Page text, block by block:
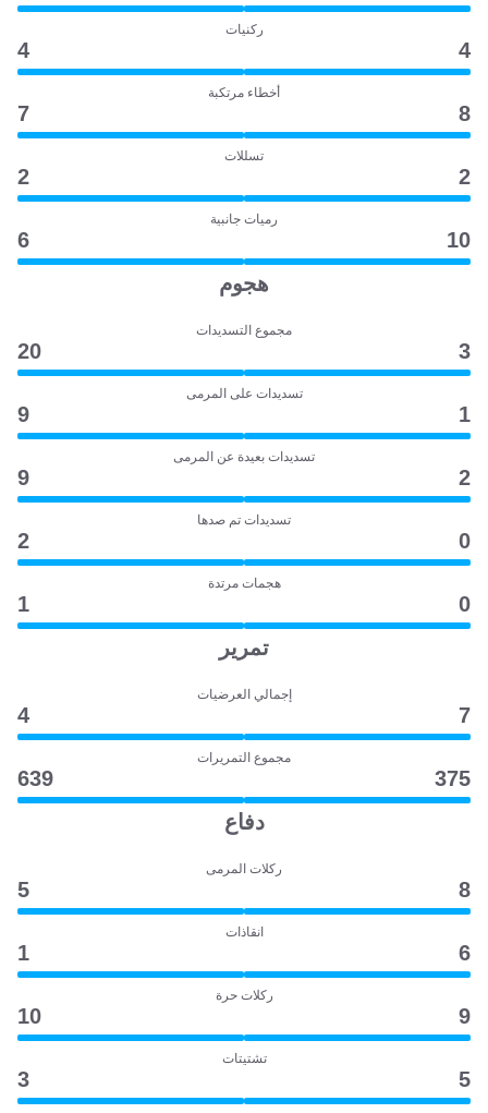
ركنيات
4
4
أخطاء مرتكبة
8
7
تسللات
2
2
رميات جانبية
10
6
هجوم
مجموع التسديدات
3
20
تسديدات على المرمى
1
9
تسديدات بعيدة عن المرمى
2
9
تسديدات تم صدها
0
2
هجمات مرتدة
0
1
تمرير
إجمالي العرضيات
7
4
مجموع التمريرات
375
639
دفاع
ركلات المرمى
8
5
انقاذات
6
1
ركلات حرة
9
10
تشتيتات
5
3